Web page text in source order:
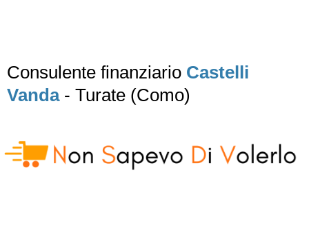
Consulente finanziario Castelli
Vanda- Turate (Como)